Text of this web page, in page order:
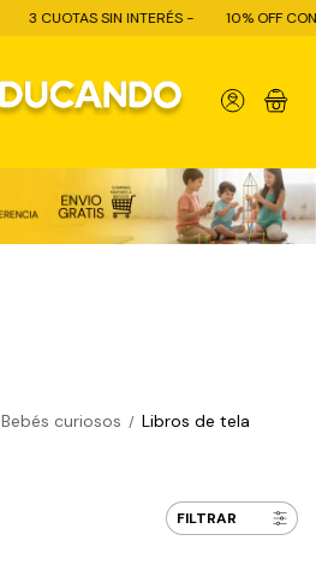
3 CUOTAS SIN INTERÉS - 10% OFF CON
0
Bebés curiosos / Libros de tela
FILTRAR